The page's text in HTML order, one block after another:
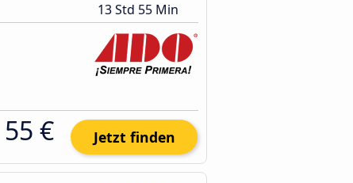
13 Std 55 Min
55 € Jetzt finden